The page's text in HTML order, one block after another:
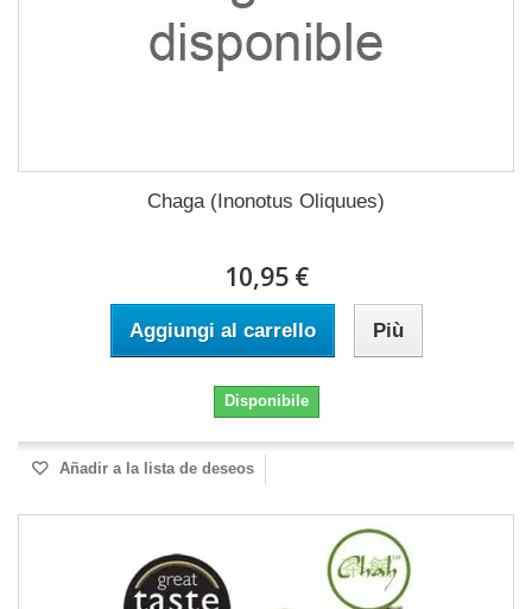
Chaga (Inonotus Oliquues)
10,95 €
Aggiungi al carrello Più
Disponibile
Añadir a la lista de deseos